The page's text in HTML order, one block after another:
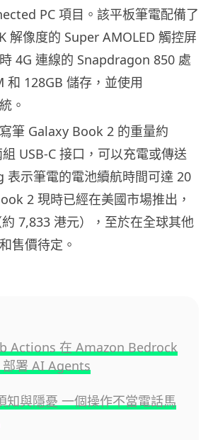
PC 項目。該平板筆電配備了
解像度的 Super AMOLED 觸控屏
4G 連線的 Snapdragon 850 處
和 128GB 儲存，並使用
。
筆 Galaxy Book 2 的重量約
USB-C 接口，可以充電或傳送
表示筆電的電池續航時間可達 20
2 現時已經在美國市場推出，
7,833 港元），至於在全球其他
售價待定。
Actions 在 Amazon Bedrock
署 AI Agents
知與隱憂 一個操作不當電話馬